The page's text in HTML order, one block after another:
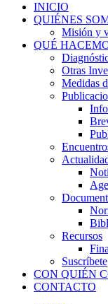
INICIO
QUIÉNES
Misión y
QUÉ
Otras
Medidas
Recursos
Suscríbete
CON QUIÉN
CONTACTO